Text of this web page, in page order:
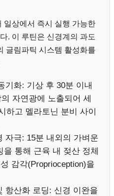
일상에서 즉시 실행 가능한
. 이 루틴은 신경계의 과도
글림파틱 시스템 활성화를
기화: 기상 후 30분 이내
자연광에 노출되어 세
하고 멜라토닌 분비 사이
자극: 15분 내외의 가벼운
통해 근육 내 젖산 정체
감각(Proprioception)을
항산화 로딩: 신경 이완을